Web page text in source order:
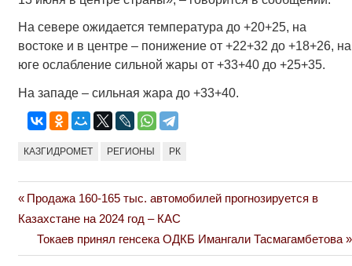
На севере ожидается температура до +20+25, на
востоке и в центре – понижение от +22+32 до +18+26, на
юге ослабление сильной жары от +33+40 до +25+35.
На западе – сильная жара до +33+40.
КАЗГИДРОМЕТ РЕГИОНЫ РК
Навигация
по
Previous
Post:
Продажа 160-165 тыс. автомобилей прогнозируется в
Казахстане на 2024 год – КАС
Next
Post:
Токаев принял генсека ОДКБ Имангали Тасмагамбетова